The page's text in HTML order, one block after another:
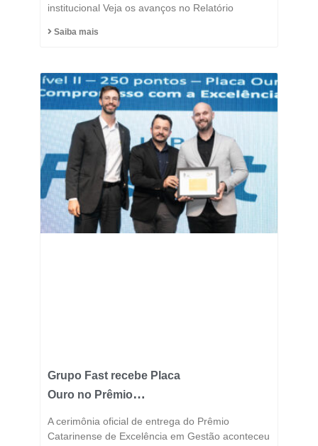
institucional Veja os avanços no Relatório
Saiba mais
Grupo Fast recebe Placa
Ouro no Prêmio
Excelência 2025 e
A cerimônia oficial de entrega do Prêmio
Catarinense de Excelência em Gestão aconteceu